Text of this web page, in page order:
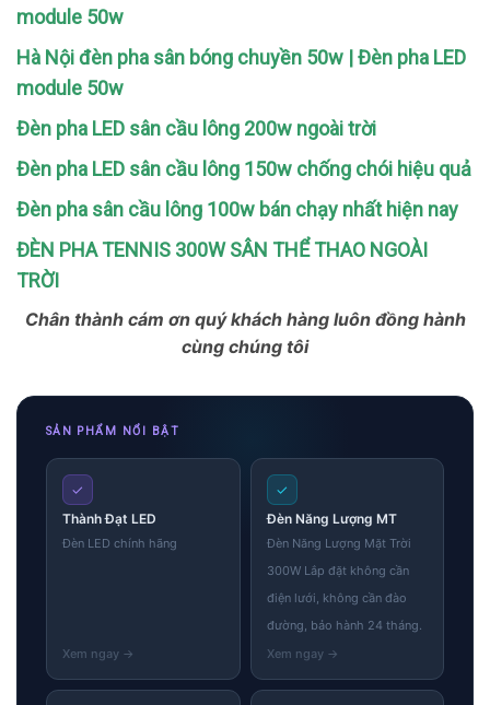
module 50w
Hà Nội đèn pha sân bóng chuyền 50w | Đèn pha LED
module 50w
Đèn pha LED sân cầu lông 200w ngoài trời
Đèn pha LED sân cầu lông 150w chống chói hiệu quả
Đèn pha sân cầu lông 100w bán chạy nhất hiện nay
ĐÈN PHA TENNIS 300W SÂN THỂ THAO NGOÀI
TRỜI
Chân thành cám ơn quý khách hàng luôn đồng hành
cùng chúng tôi
SẢN PHẨM NỔI BẬT
✓
Thành Đạt LED
Đèn LED chính hãng
✓
Đèn Năng Lượng MT
Đèn Năng Lượng Mặt Trời
300W Lắp đặt không cần
điện lưới, không cần đào
đường, bảo hành 24 tháng.